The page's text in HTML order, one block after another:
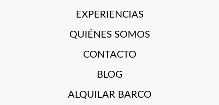
EXPERIENCIAS
QUIÉNES SOMOS
CONTACTO
BLOG
ALQUILAR BARCO